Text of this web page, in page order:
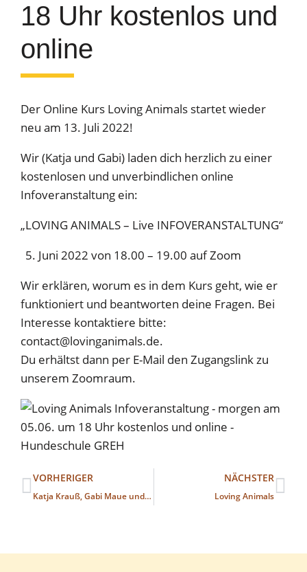
18 Uhr kostenlos und
online
Der Online Kurs Loving Animals startet wieder
neu am 13. Juli 2022!
Wir (Katja und Gabi) laden dich herzlich zu einer
kostenlosen und unverbindlichen online
Infoveranstaltung ein:
„LOVING ANIMALS – Live INFOVERANSTALTUNG“
Juni 2022 von 18.00 – 19.00 auf Zoom
Wir erklären, worum es in dem Kurs geht, wie er
funktioniert und beantworten deine Fragen. Bei
Interesse kontaktiere bitte:
contact@lovinganimals.de.
Du erhältst dann per E-Mail den Zugangslink zu
unserem Zoomraum.
VORHERIGER
Katja Krauß, Gabi Maue und Gisela Rau im Interview mit Anja Kiefer von meinherzbellt
NÄCHSTER
Loving Animals